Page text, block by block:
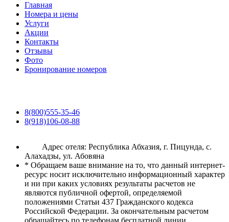
Главная
Номера и цены
Услуги
Акции
Контакты
Отзывы
Фото
Бронирование номеров
8(800)555-35-46
8(918)106-08-88
Адрес отеля: Республика Абхазия, г. Пицунда, с.
Алахадзы, ул. Абовяна
* Обращаем ваше внимание на то, что данный интернет-
ресурс носит исключительно информационный характер
и ни при каких условиях результаты расчетов не
являются публичной офертой, определяемой
положениями Статьи 437 Гражданского кодекса
Российской Федерации. За окончательным расчетом